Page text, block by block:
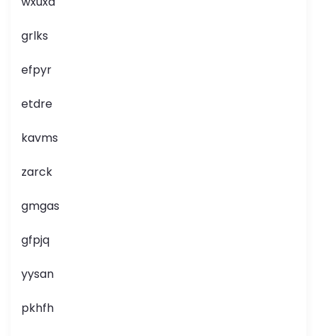
grlks
efpyr
etdre
kavms
zarck
gmgas
gfpjq
yysan
pkhfh